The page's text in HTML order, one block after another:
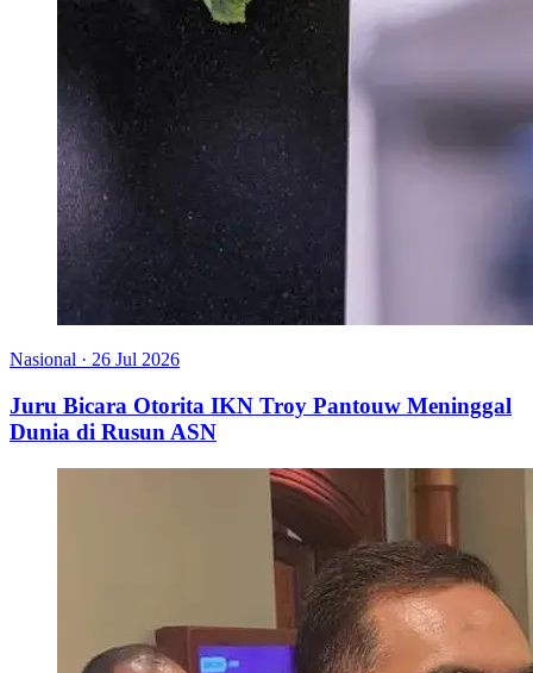
Nasional · 26 Jul 2026
Juru Bicara Otorita IKN Troy Pantouw Meninggal
Dunia di Rusun ASN